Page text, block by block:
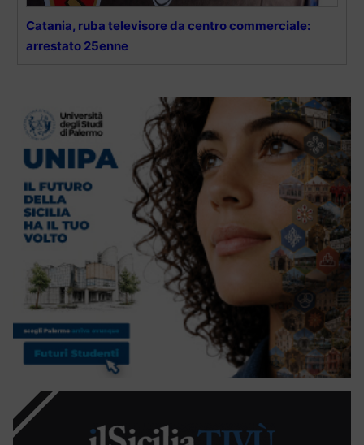
Catania, ruba televisore da centro commerciale:
arrestato 25enne